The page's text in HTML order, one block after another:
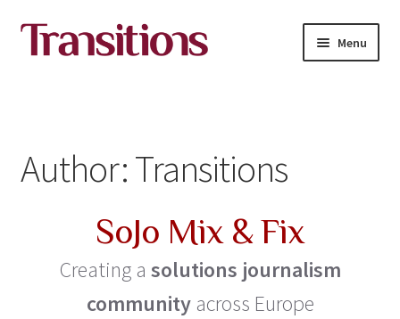
Skip
to
Skip
to
Menu
Contact
Author:Transitions
SoJo Mix & Fix
Creating a solutions journalism
community across Europe